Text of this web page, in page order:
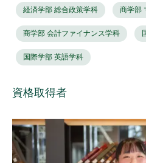
経済学部 総合政策学科 商学部
商学部 会計ファイナンス学科
国際学部 英語学科
資格取得者